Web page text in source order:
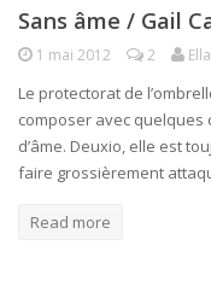
Sans âme / Gail
1 mai 2012 2 Ella
Le protectorat de
composer avec quelques
d’âme. Deuxio, elle est
faire grossièrement
Read more